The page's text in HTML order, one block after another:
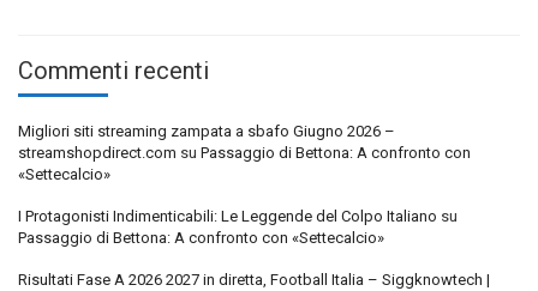
Commenti recenti
Migliori siti streaming zampata a sbafo Giugno 2026 –
streamshopdirect.com su Passaggio di Bettona: A confronto con
«Settecalcio»
I Protagonisti Indimenticabili: Le Leggende del Colpo Italiano su
Passaggio di Bettona: A confronto con «Settecalcio»
Risultati Fase A 2026 2027 in diretta, Football Italia – Siggknowtech |